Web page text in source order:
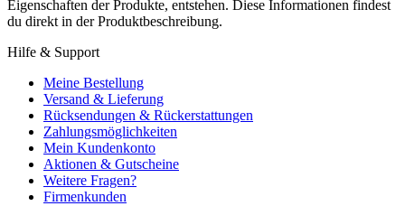
Eigenschaften der Produkte, entstehen. Diese Informationen findest
du direkt in der Produktbeschreibung.
Hilfe & Support
Meine Bestellung
Versand & Lieferung
Rücksendungen & Rückerstattungen
Zahlungsmöglichkeiten
Mein Kundenkonto
Aktionen & Gutscheine
Weitere Fragen?
Firmenkunden